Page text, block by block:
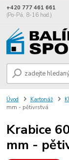
+420 777 461 661
(Po-Pá, 8-16 hod.)
Úvod Kartonáž
mm - pětivrstvá
Krabice
mm -